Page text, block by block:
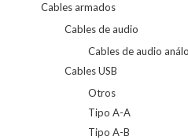
Cables armados
Cables de audio
Cables de audio
Cables USB
Otros
Tipo A-A
Tipo A-B